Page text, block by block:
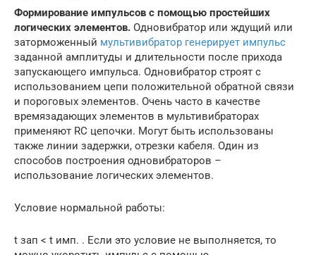
Формирование импульсов с помощью простейших
логических элементов. Одновибратор или ждущий или
заторможенный мультивибратор генерирует импульс
заданной амплитуды и длительности после прихода
запускающего импульса. Одновибратор строят с
использованием цепи положительной обратной связи
и пороговых элементов. Очень часто в качестве
времязадающих элементов в мультивибраторах
применяют RC цепочки. Могут быть использованы
также линии задержки, отрезки кабеля. Один из
способов построения одновибраторов –
использование логических элементов.
Условие нормальной работы:
t зап < t имп. . Если это условие не выполняется, то